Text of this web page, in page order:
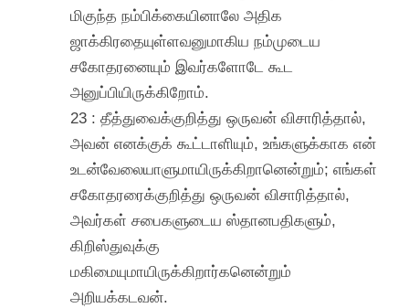
மிகுந்த நம்பிக்கையினாலே அதிக
ஜாக்கிரதையுள்ளவனுமாகிய நம்முடைய
சகோதரனையும் இவர்களோடே கூட
அனுப்பியிருக்கிறோம்.
23 : தீத்துவைக்குறித்து ஒருவன் விசாரித்தால்,
அவன் எனக்குக் கூட்டாளியும், உங்களுக்காக என்
உடன்வேலையாளுமாயிருக்கிறானென்றும்; எங்கள்
சகோதரரைக்குறித்து ஒருவன் விசாரித்தால்,
அவர்கள் சபைகளுடைய ஸ்தானபதிகளும்,
கிறிஸ்துவுக்கு
மகிமையுமாயிருக்கிறார்கனென்றும்
அறியக்கடவன்.